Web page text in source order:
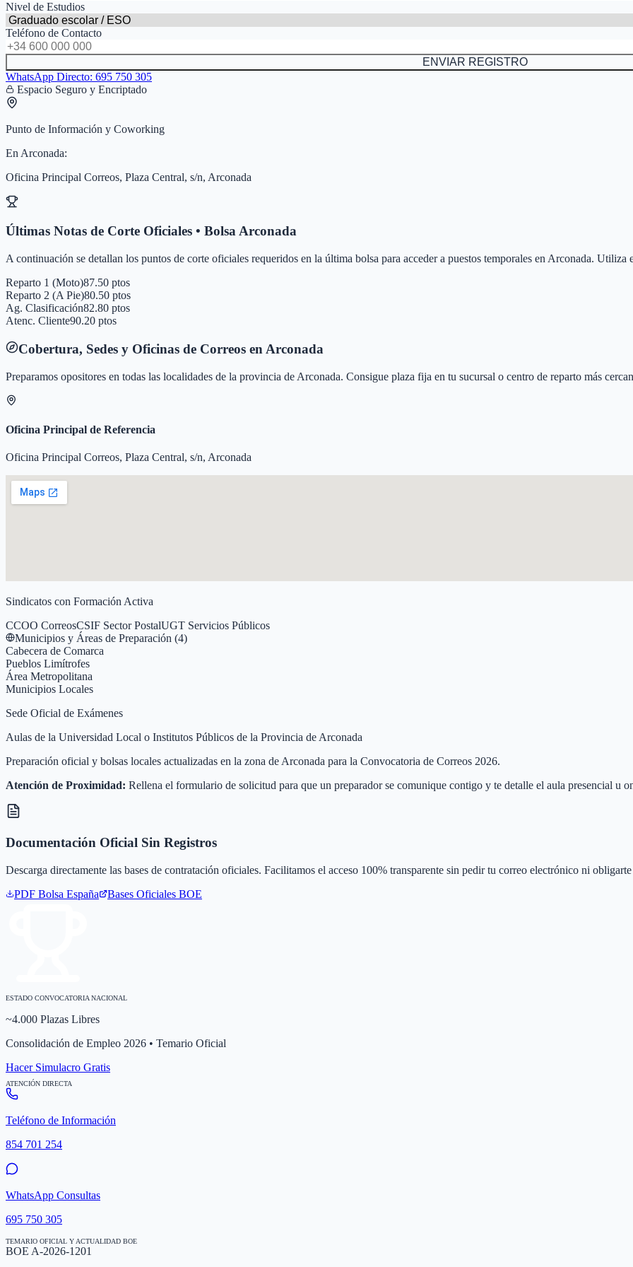
Nivel de Estudios
Teléfono de Contacto
ENVIAR REGISTRO
WhatsApp Directo: 695 750 305
Espacio Seguro y Encriptado
Punto de Información y Coworking
En Arconada:
Oficina Principal Correos, Plaza Central, s/n, Arconada
Últimas Notas de Corte Oficiales • BolsaArconada
A continuación se detallan los puntos de corte oficiales requeridos en la última bolsa para acceder a puestos temporales en Arconada. Utiliza
Reparto 1 (Moto)87.50 ptos
Reparto 2 (A Pie)80.50 ptos
Ag. Clasificación82.80 ptos
Atenc. Cliente90.20 ptos
Cobertura, Sedes y Oficinas de Correos en Arconada
Preparamos opositores en todas las localidades de la provincia de Arconada. Consigue plaza fija en tu sucursal o centro de reparto más
Oficina Principal de Referencia
Oficina Principal Correos, Plaza Central, s/n, Arconada
Sindicatos con Formación Activa
CCOO CorreosCSIF Sector PostalUGT Servicios Públicos
Municipios y Áreas de Preparación (4)
Cabecera de Comarca
Pueblos Limítrofes
Área Metropolitana
Municipios Locales
Sede Oficial de Exámenes
Aulas de la Universidad Local o Institutos Públicos de la Provincia de Arconada
Preparación oficial y bolsas locales actualizadas en la zona de Arconada para la Convocatoria de Correos 2026.
Atención de Proximidad: Rellena el formulario de solicitud para que un preparador se comunique contigo y te detalle el aula presencial u
Documentación Oficial Sin Registros
Descarga directamente las bases de contratación oficiales. Facilitamos el acceso 100% transparente sin pedir tu correo electrónico ni
PDF Bolsa España Bases Oficiales BOE
ESTADO CONVOCATORIA NACIONAL
~4.000 Plazas Libres
Consolidación de Empleo 2026 • Temario Oficial
Hacer Simulacro Gratis
ATENCIÓN DIRECTA
Teléfono de Información
854 701 254
WhatsApp Consultas
695 750 305
TEMARIO OFICIAL Y ACTUALIDAD BOE
BOE A-2026-1201